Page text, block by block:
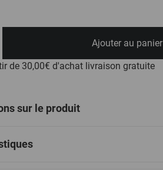
Ajouter au panier
de 30,00€ d'achat livraison gratuite
sur le produit